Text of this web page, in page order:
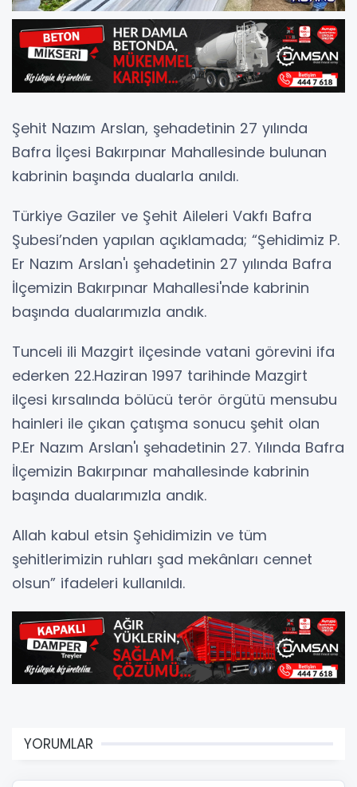
Şehit Nazım Arslan, şehadetinin 27 yılında
Bafra İlçesi Bakırpınar Mahallesinde bulunan
kabrinin başında dualarla anıldı.
Türkiye Gaziler ve Şehit Aileleri Vakfı Bafra
Şubesi’nden yapılan açıklamada; “Şehidimiz P.
Er Nazım Arslan'ı şehadetinin 27 yılında Bafra
İlçemizin Bakırpınar Mahallesi'nde kabrinin
başında dualarımızla andık.
Tunceli ili Mazgirt ilçesinde vatani görevini ifa
ederken 22.Haziran 1997 tarihinde Mazgirt
ilçesi kırsalında bölücü terör örgütü mensubu
hainleri ile çıkan çatışma sonucu şehit olan
P.Er Nazım Arslan'ı şehadetinin 27. Yılında Bafra
İlçemizin Bakırpınar mahallesinde kabrinin
başında dualarımızla andık.
Allah kabul etsin Şehidimizin ve tüm
şehitlerimizin ruhları şad mekânları cennet
olsun” ifadeleri kullanıldı.
YORUMLAR